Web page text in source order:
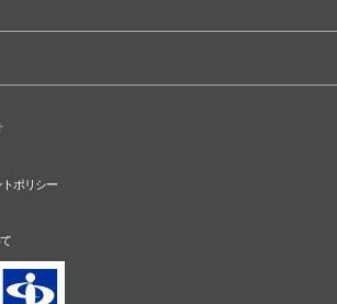
ポリシー